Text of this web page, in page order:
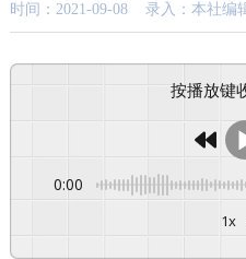
时间：2021-09-08 录入：本社编
按播放
0:00
1x